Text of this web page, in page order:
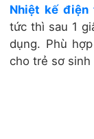
Nhiệt kế
tức thì sau 1
dụng. Phù
cho trẻ sơ sinh